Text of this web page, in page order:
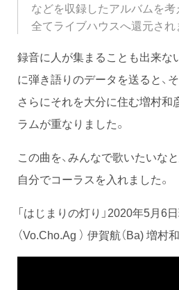
などを収録したアルバムを考
全てライブハウスへ還元され
録音に人が集まることも出来な
に弾き語りのデータを送ると、
さらにそれを大分に住む増村和
ラムが重なりました。
この曲を、みんなで歌いたいな
自分でコーラスを入れました。
「はじまりの灯り」2020年5月6
（Vo.Cho.Ag ） 伊賀航（Ba) 増村